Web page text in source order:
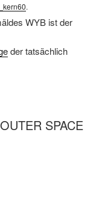
.
WYB ist der
der tatsächlich
SPACE